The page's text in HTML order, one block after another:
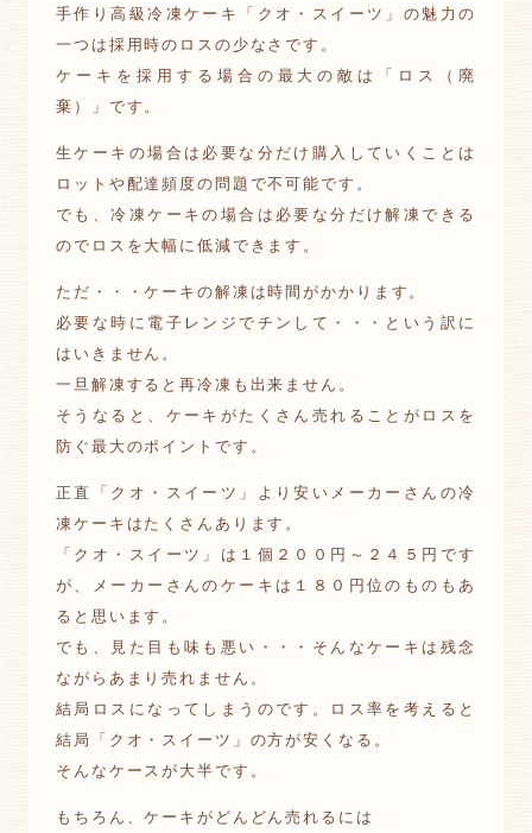
手作り高級冷凍ケーキ「クオ・スイーツ」の魅力の
一つは採用時のロスの少なさです。
ケーキを採用する場合の最大の敵は「ロス（廃
棄）」です。
生ケーキの場合は必要な分だけ購入していくことは
ロットや配達頻度の問題で不可能です。
でも、冷凍ケーキの場合は必要な分だけ解凍できる
のでロスを大幅に低減できます。
ただ・・・ケーキの解凍は時間がかかります。
必要な時に電子レンジでチンして・・・という訳に
はいきません。
一旦解凍すると再冷凍も出来ません。
そうなると、ケーキがたくさん売れることがロスを
防ぐ最大のポイントです。
正直「クオ・スイーツ」より安いメーカーさんの冷
凍ケーキはたくさんあります。
「クオ・スイーツ」は１個２００円～２４５円です
が、メーカーさんのケーキは１８０円位のものもあ
ると思います。
でも、見た目も味も悪い・・・そんなケーキは残念
ながらあまり売れません。
結局ロスになってしまうのです。ロス率を考えると
結局「クオ・スイーツ」の方が安くなる。
そんなケースが大半です。
もちろん、ケーキがどんどん売れるには